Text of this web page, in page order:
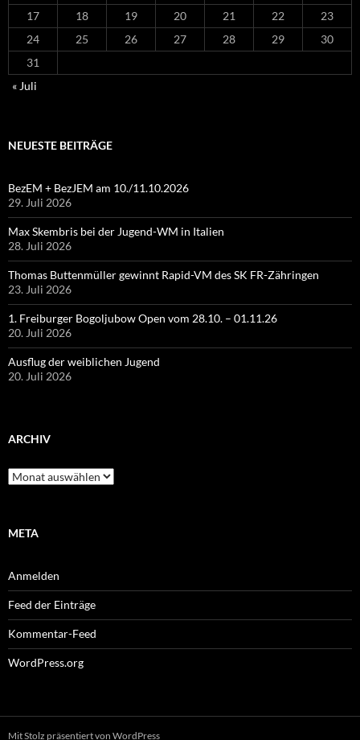
17
18 19 20 21 22
23
24
25 26 27 28 29
30
31
« Juli
NEUESTE BEITRÄGE
BezEM + BezJEM am 10./11.10.2026
29. Juli 2026
Max Skembris bei der Jugend-WM in Italien
28. Juli 2026
Thomas Buttenmüller gewinnt Rapid-VM des SK FR-Zähringen
23. Juli 2026
1. Freiburger Bogoljubow Open vom 28.10. – 01.11.26
20. Juli 2026
Ausflug der weiblichen Jugend
20. Juli 2026
ARCHIV
Archiv
META
Anmelden
Feed der Einträge
Kommentar-Feed
WordPress.org
Mit Stolz präsentiert von WordPress